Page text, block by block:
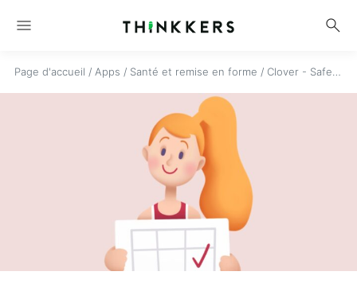
menu search
Page d'accueil / Apps / Santé et remise en forme / Clover - Safe Period Tracker